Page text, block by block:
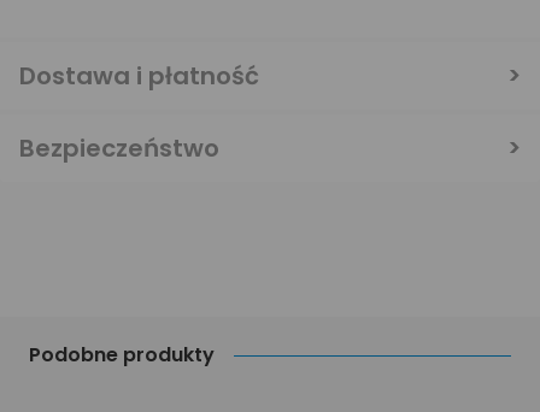
Podobne produkty
Dostawa i płatność
Bezpieczeństwo